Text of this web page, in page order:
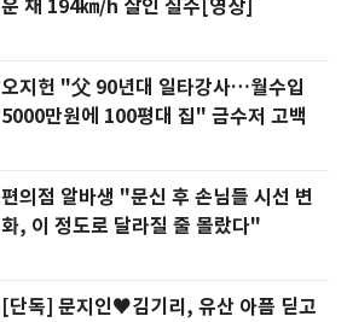
운 채 194㎞/h 살인 질주[영상]
오지헌 "父 90년대 일타강사…월수입
5000만원에 100평대 집" 금수저 고백
편의점 알바생 "문신 후 손님들 시선 변
화, 이 정도로 달라질 줄 몰랐다"
[단독] 문지인♥김기리, 유산 아픔 딛고